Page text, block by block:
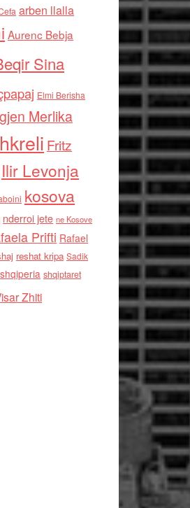
arben llalla
Aurenc Bebja
Sina
Elmi Berisha
Merlika
Fritz
Ilir Levonja
kosova
nderroi jete ne Kosove
Prifti Rafael
reshat kripa Sadik
shqiperia shqiptaret
Zhiti